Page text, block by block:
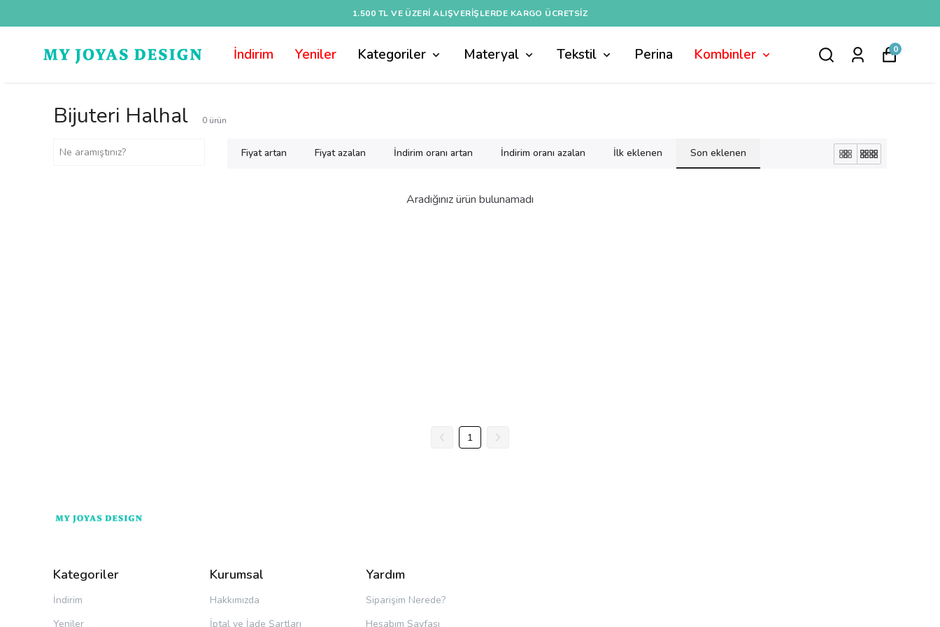
1.500 TL VE ÜZERI ALIŞVERIŞLERDE KARGO ÜCRETSİZ
İndirim Yeniler Kategoriler Materyal Tekstil Perina Kombinler 0
Bijuteri Halhal 0 ürün
Fiyat artan Fiyat azalan İndirim oranı artan İndirim oranı azalan İlk eklenen Son eklenen
Aradığınız ürün bulunamadı
1
Kategoriler
İndirim
Yeniler
Kurumsal
Hakkımızda
İptal ve İade Şartları
Yardım
Siparişim Nerede?
Hesabım Sayfası